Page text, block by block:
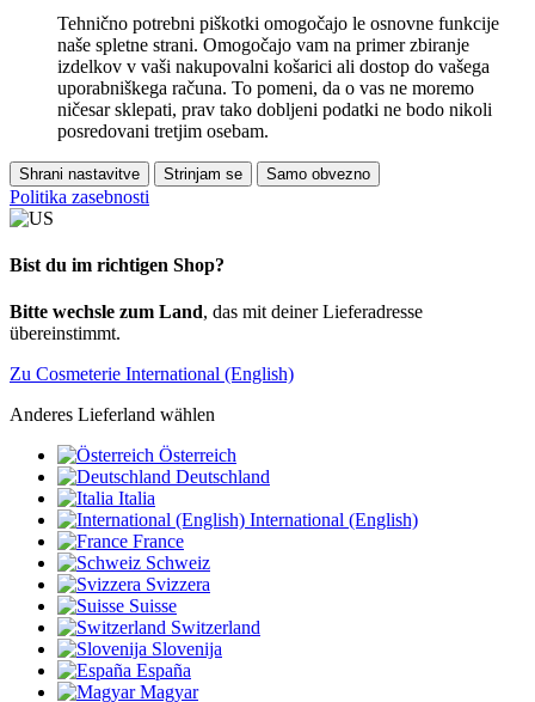
Tehnično potrebni piškotki omogočajo le osnovne funkcije
naše spletne strani. Omogočajo vam na primer zbiranje
izdelkov v vaši nakupovalni košarici ali dostop do vašega
uporabniškega računa. To pomeni, da o vas ne moremo
ničesar sklepati, prav tako dobljeni podatki ne bodo nikoli
posredovani tretjim osebam.
Shrani nastavitve Strinjam se Samo obvezno
Politika zasebnosti
Bist du im richtigen Shop?
Bitte wechsle zum Land, das mit deiner Lieferadresse
übereinstimmt.
Zu Cosmeterie International (English)
Anderes Lieferland wählen
Österreich
Deutschland
Italia
International (English)
France
Schweiz
Svizzera
Suisse
Switzerland
Slovenija
España
Magyar